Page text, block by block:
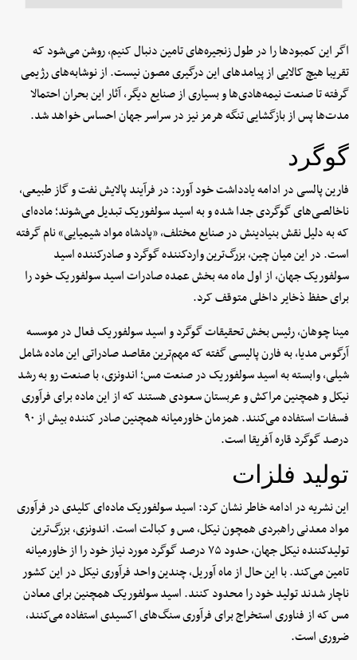
اگر این کمبودها را در طول زنجیره‌های تامین دنبال کنیم، روشن می‌شود که
تقریبا هیچ کالایی از پیامدهای این درگیری مصون نیست. از نوشابه‌های رژیمی
گرفته تا صنعت نیمه‌هادی‌ها و بسیاری از صنایع دیگر، آثار این بحران احتمالا
مدت‌ها پس از بازگشایی تنگه هرمز نیز در سراسر جهان احساس خواهد شد.
گوگرد
فارین پالسی در ادامه یادداشت خود آورد: در فرآیند پالایش نفت و گاز طبیعی،
ناخالصی‌های گوگردی جدا شده و به اسید سولفوریک تبدیل می‌شوند؛ ماده‌ای
که به دلیل نقش بنیادینش در صنایع مختلف، «پادشاه مواد شیمیایی» نام گرفته
است. در این میان چین، بزرگ‌ترین واردکننده گوگرد و صادرکننده اسید
سولفوریک جهان، از اول ماه مه بخش عمده صادرات اسید سولفوریک خود را
برای حفظ ذخایر داخلی متوقف کرد.
مینا چوهان، رئیس بخش تحقیقات گوگرد و اسید سولفوریک فعال در موسسه
آرگوس مدیا، به فارن پالیسی گفته که مهم‌ترین مقاصد صادراتی این ماده شامل
شیلی، وابسته به اسید سولفوریک در صنعت مس؛ اندونزی، با صنعت رو به رشد
نیکل و همچنین مراکش و عربستان سعودی هستند که از این ماده برای فرآوری
فسفات استفاده می‌کنند. همزمان خاورمیانه همچنین صادر کننده بیش از ۹۰
درصد گوگرد قاره آفریقا است.
تولید فلزات
این نشریه در ادامه خاطر نشان کرد: اسید سولفوریک ماده‌ای کلیدی در فرآوری
مواد معدنی راهبردی همچون نیکل، مس و کبالت است. اندونزی، بزرگ‌ترین
تولیدکننده نیکل جهان، حدود ۷۵ درصد گوگرد مورد نیاز خود را از خاورمیانه
تامین می‌کند. با این حال از ماه آوریل، چندین واحد فرآوری نیکل در این کشور
ناچار شدند تولید خود را محدود کنند. اسید سولفوریک همچنین برای معادن
مس که از فناوری استخراج برای فرآوری سنگ‌های اکسیدی استفاده می‌کنند،
ضروری است.